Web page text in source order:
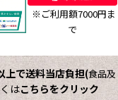
※ご利用額7000円ま
で
上で送料当店負担(食品及
はこちらをクリック